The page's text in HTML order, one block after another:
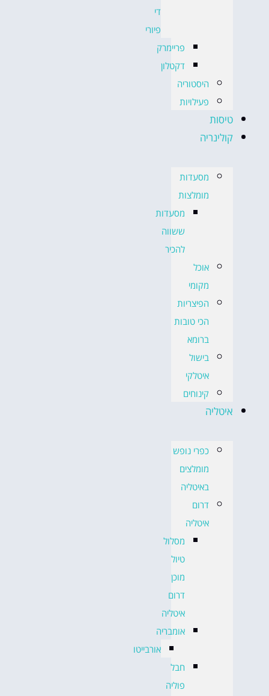
די
פיורי
פריימרק
דקטלון
היסטוריה
פעילויות
טיסות
קולינריה
מסעדות
מומלצות
מסעדות
ששווה
להכיר
אוכל
מקומי
הפיצריות
הכי טובות
ברומא
בישול
איטלקי
קינוחים
איטליה
כפרי נופש
מומלצים
באיטליה
דרום
איטליה
מסלול
טיול
מוכן
דרום
איטליה
אומבריה
אורבייטו
חבל
פוליה